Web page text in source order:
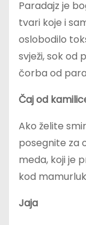
Paradajz je
tvari koje i
oslobodilo
svježi, sok od
čorba od
Čaj od
Ako želite
posegnite za
meda, koji je
kod
Jaja